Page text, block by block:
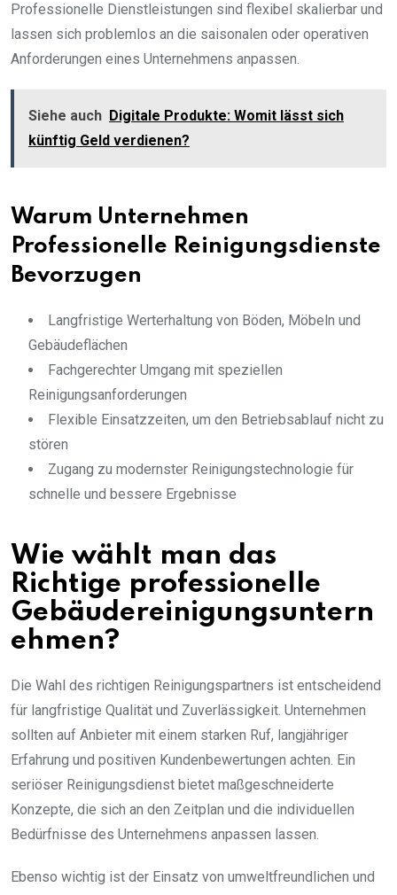
Professionelle Dienstleistungen sind flexibel skalierbar und
lassen sich problemlos an die saisonalen oder operativen
Anforderungen eines Unternehmens anpassen.
Siehe auch Digitale Produkte: Womit lässt sich
künftig Geld verdienen?
Warum Unternehmen
Professionelle Reinigungsdienste
Bevorzugen
Langfristige Werterhaltung von Böden, Möbeln und
Gebäudeflächen
Fachgerechter Umgang mit speziellen
Reinigungsanforderungen
Flexible Einsatzzeiten, um den Betriebsablauf nicht zu
stören
Zugang zu modernster Reinigungstechnologie für
schnelle und bessere Ergebnisse
Wie wählt man das
Richtige professionelle
Gebäudereinigungsuntern
ehmen?
Die Wahl des richtigen Reinigungspartners ist entscheidend
für langfristige Qualität und Zuverlässigkeit. Unternehmen
sollten auf Anbieter mit einem starken Ruf, langjähriger
Erfahrung und positiven Kundenbewertungen achten. Ein
seriöser Reinigungsdienst bietet maßgeschneiderte
Konzepte, die sich an den Zeitplan und die individuellen
Bedürfnisse des Unternehmens anpassen lassen.
Ebenso wichtig ist der Einsatz von umweltfreundlichen und